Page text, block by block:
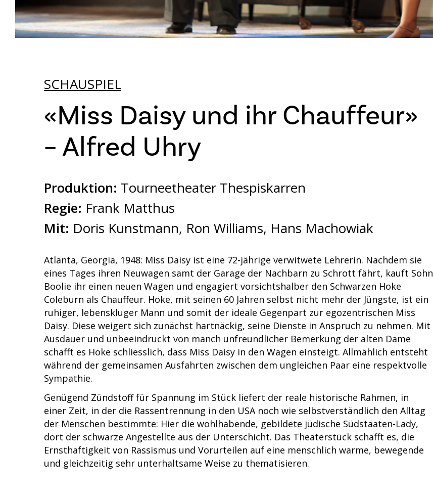
SCHAUSPIEL
«Miss Daisy und ihr Chauffeur»
– Alfred Uhry
Produktion: Tourneetheater Thespiskarren
Regie: Frank Matthus
Mit: Doris Kunstmann, Ron Williams, Hans Machowiak
Atlanta, Georgia, 1948: Miss Daisy ist eine 72-jährige verwitwete Lehrerin. Nachdem sie
eines Tages ihren Neuwagen samt der Garage der Nachbarn zu Schrott fährt, kauft Sohn
Boolie ihr einen neuen Wagen und engagiert vorsichtshalber den Schwarzen Hoke
Coleburn als Chauffeur. Hoke, mit seinen 60 Jahren selbst nicht mehr der Jüngste, ist ein
ruhiger, lebenskluger Mann und somit der ideale Gegenpart zur egozentrischen Miss
Daisy. Diese weigert sich zunächst hartnäckig, seine Dienste in Anspruch zu nehmen. Mit
Ausdauer und unbeeindruckt von manch unfreundlicher Bemerkung der alten Dame
schafft es Hoke schliesslich, dass Miss Daisy in den Wagen einsteigt. Allmählich entsteht
während der gemeinsamen Ausfahrten zwischen dem ungleichen Paar eine respektvolle
Sympathie.
Genügend Zündstoff für Spannung im Stück liefert der reale historische Rahmen, in
einer Zeit, in der die Rassentrennung in den USA noch wie selbstverständlich den Alltag
der Menschen bestimmte: Hier die wohlhabende, gebildete jüdische Südstaaten-Lady,
dort der schwarze Angestellte aus der Unterschicht. Das Theaterstück schafft es, die
Ernsthaftigkeit von Rassismus und Vorurteilen auf eine menschlich warme, bewegende
und gleichzeitig sehr unterhaltsame Weise zu thematisieren.